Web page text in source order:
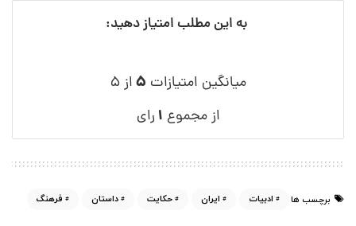
به این مطلب امتیاز دهید:
میانگین امتیازات ۵از ۵
از مجموع ۱ رای
برچسب ها ادبیات ایران حکایت داستان فرهنگ